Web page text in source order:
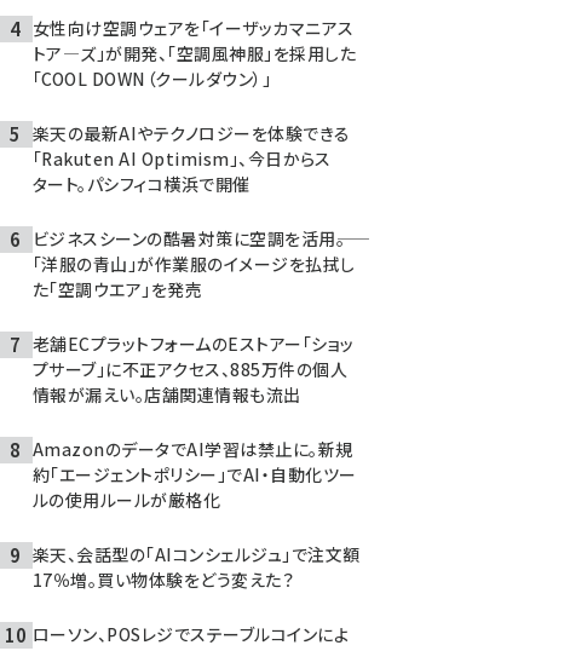
女性向け空調ウェアを「イーザッカマニアス
トア―ズ」が開発、「空調風神服」を採用した
「COOL DOWN（クールダウン）」
楽天の最新AIやテクノロジーを体験できる
「Rakuten AI Optimism」、今日からス
タート。パシフィコ横浜で開催
ビジネスシーンの酷暑対策に空調を活用――。
「洋服の青山」が作業服のイメージを払拭し
た「空調ウエア」を発売
老舗ECプラットフォームのEストアー「ショッ
プサーブ」に不正アクセス、885万件の個人
情報が漏えい。店舗関連情報も流出
AmazonのデータでAI学習は禁止に。新規
約「エージェントポリシー」でAI・自動化ツー
ルの使用ルールが厳格化
楽天、会話型の「AIコンシェルジュ」で注文額
17％増。買い物体験をどう変えた？
ローソン、POSレジでステーブルコインによ